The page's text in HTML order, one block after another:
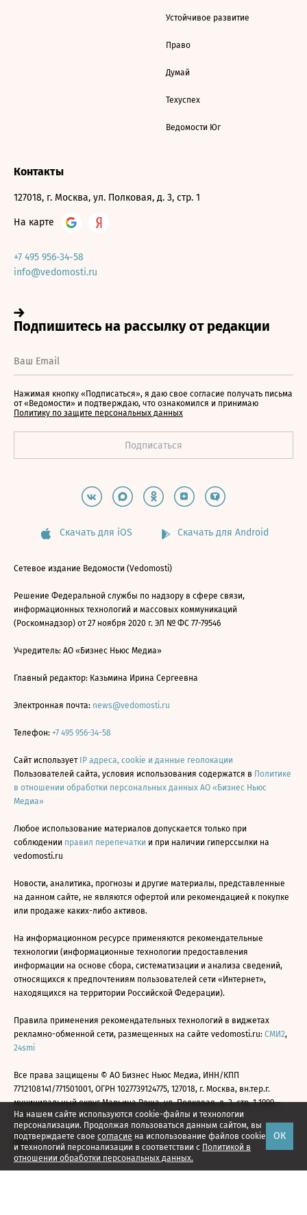
На нашем сайте используются cookie-файлы и технологии
персонализации. Продолжая пользоваться данным сайтом, вы
подтверждаете свое согласие на использование файлов cookie
и технологий персонализации в соответствии с Политикой в
отношении обработки персональных данных.
ОК
Устойчивое развитие
Право
Думай
Техуспех
Ведомости Юг
Контакты
127018, г. Москва, ул. Полковая, д. 3, стр. 1
На карте
+7 495 956-34-58
info@vedomosti.ru
Нажимая кнопку «Подписаться», я даю свое согласие получать письма
от «Ведомости» и подтверждаю, что ознакомился и принимаю
Политику по защите персональных данных
Скачать для iOS Скачать для Android
Сетевое издание Ведомости (Vedomosti)
Решение Федеральной службы по надзору в сфере связи,
информационных технологий и массовых коммуникаций
(Роскомнадзор) от 27 ноября 2020 г. ЭЛ № ФС 77-79546
Учредитель: АО «Бизнес Ньюс Медиа»
Главный редактор: Казьмина Ирина Сергеевна
Электронная почта: news@vedomosti.ru
Телефон: +7 495 956-34-58
Сайт использует IP адреса, cookie и данные геолокации
Пользователей сайта, условия использования содержатся в Политике
в отношении обработки персональных данных АО «Бизнес Ньюс
Медиа»
Любое использование материалов допускается только при
соблюдении правил перепечатки и при наличии гиперссылки на
vedomosti.ru
Новости, аналитика, прогнозы и другие материалы, представленные
на данном сайте, не являются офертой или рекомендацией к покупке
или продаже каких-либо активов.
На информационном ресурсе применяются рекомендательные
технологии (информационные технологии предоставления
информации на основе сбора, систематизации и анализа сведений,
относящихся к предпочтениям пользователей сети «Интернет»,
находящихся на территории Российской Федерации).
Правила применения рекомендательных технологий в виджетах
рекламно-обменной сети, размещенных на сайте vedomosti.ru: СМИ2,
24smi
Все права защищены © АО Бизнес Ньюс Медиа, ИНН/КПП
7712108141/771501001, ОГРН 1027739124775, 127018, г. Москва, вн.тер.г.
муниципальный округ Марьина Роща, ул. Полковая, д. 3, стр. 1 1999—
2026